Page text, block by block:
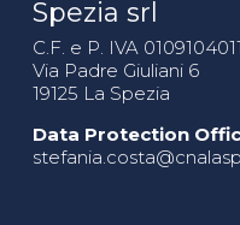
Spezia srl
C.F. e P. IVA
Via Padre Giuliani 6
19125 La Spezia
Data Protection